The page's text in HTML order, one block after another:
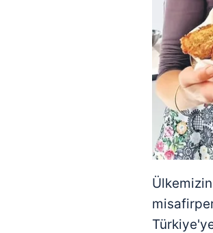
mevzuata